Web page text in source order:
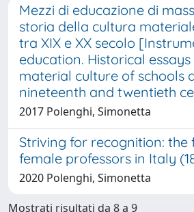
Mezzi di educazione di
storia della cultura
tra XIX e XX secolo
education. Historical
material culture of schools
nineteenth and twentieth
2017 Polenghi, Simonetta
Striving for recognition: the
female professors in Italy
2020 Polenghi, Simonetta
Mostrati risultati da 8 a 9